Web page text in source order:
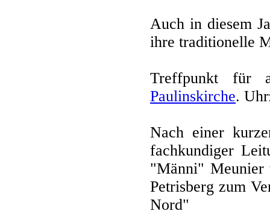
Auch in diesem
ihre traditionelle
Treffpunkt für
Paulinskirche.
Nach einer
fachkundiger
"Männi" Meunier
Petrisberg zum
Nord"